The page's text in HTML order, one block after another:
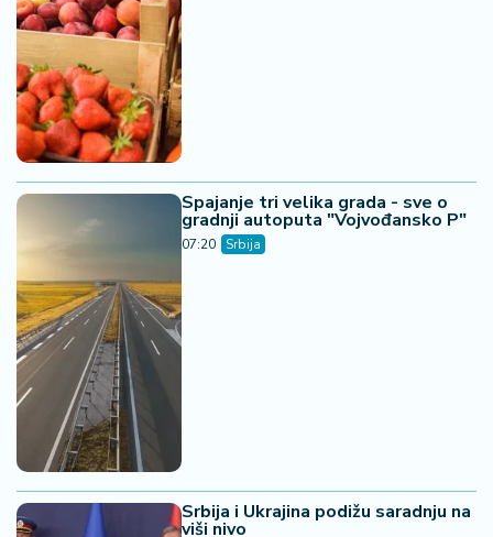
Spajanje tri velika grada - sve o
gradnji autoputa "Vojvođansko P"
07:20 Srbija
Srbija i Ukrajina podižu saradnju na
viši nivo